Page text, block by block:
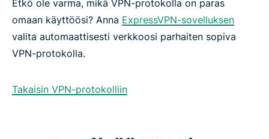
Etkö ole varma, mikä VPN-protokolla on paras
omaan käyttöösi? Anna ExpressVPN-sovelluksen
valita automaattisesti verkkoosi parhaiten sopiva
VPN-protokolla.
Takaisin VPN-protokolliin